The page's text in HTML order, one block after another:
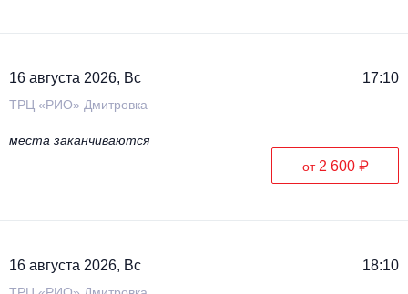
16 августа 2026, Вс 17:10
ТРЦ «РИО» Дмитровка
места заканчиваются
от 2 600 ₽
16 августа 2026, Вс 18:10